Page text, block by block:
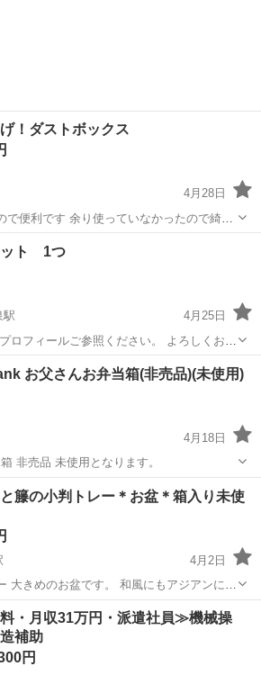
！ダストボックス
4月28日
で便利です 余り使っていなかったので綺麗
品
ット 1つ
駅
4月25日
ロフィールご参照ください。 よろしくお願
泉駅 家庭用品 マグネット
お父さんお弁当箱(非売品)(未使用)
4月18日
非売品 未使用となります。
品 お父さん
籐の小判トレー＊お盆＊箱入り未使
4月2日
です。 和風にもアジアンにも
48×縦32cm 素材 天
穴があり
川駅 家庭用品 小判
・月収31万円・派遣社員≫機械操
補助
円